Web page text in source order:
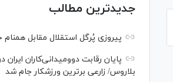
جدیدترین مطالب
پیروزی پُرگل استقلال مقابل
پایان رقابت دوومیدانی‌کاران ایران
بلاروس/ زارعی برترین ورزشکار جام شد